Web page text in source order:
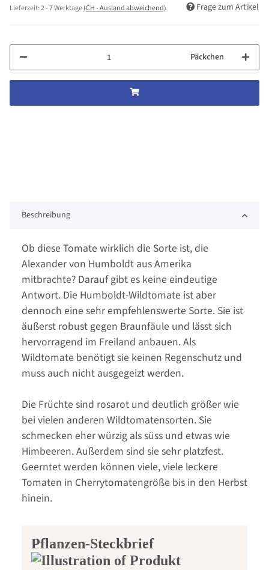
Lieferzeit:2 - 7 Werktage(CH - Ausland abweichend) Frage zum Artikel
Päckchen
Beschreibung
Ob diese Tomate wirklich die Sorte ist, die
Alexander von Humboldt aus Amerika
mitbrachte? Darauf gibt es keine eindeutige
Antwort. Die Humboldt-Wildtomate ist aber
dennoch eine sehr empfehlenswerte Sorte. Sie ist
äußerst robust gegen Braunfäule und lässt sich
hervorragend im Freiland anbauen. Als
Wildtomate benötigt sie keinen Regenschutz und
muss auch nicht ausgegeizt werden.
Die Früchte sind rosarot und deutlich größer wie
bei vielen anderen Wildtomatensorten. Sie
schmecken eher würzig als süss und etwas wie
Himbeeren. Außerdem sind sie sehr platzfest.
Geerntet werden können viele, viele leckere
Tomaten in Cherrytomatengröße bis in den Herbst
hinein.
Pflanzen-Steckbrief